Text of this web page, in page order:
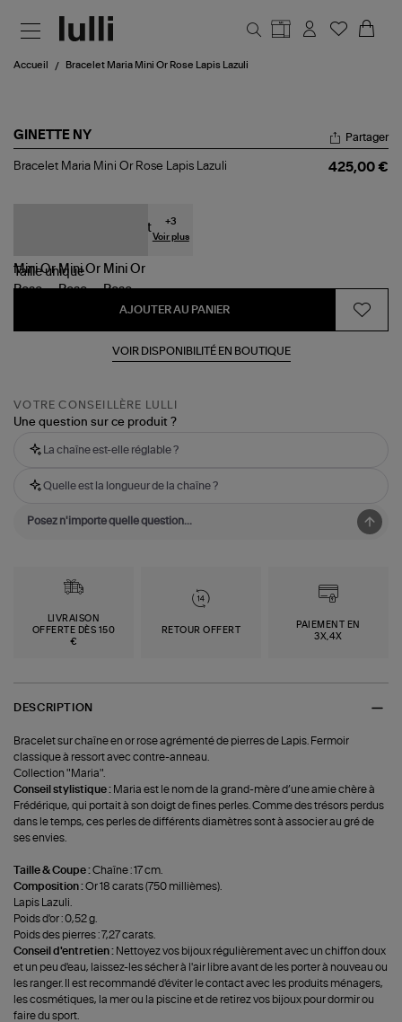
Accueil Bracelet Maria Mini Or Rose Lapis Lazuli
GINETTE NY
Bracelet
Partager
Bracelet Maria Mini Or Rose Lapis Lazuli 425,00 €
+3
Voir plus
Tailleunique
AJOUTER AU PANIER
VOIR DISPONIBILITÉ EN BOUTIQUE
VOTRE CONSEILLÈRE LULLI
Une question sur ce produit ?
La chaîne est-elle réglable ?
Quelle est la longueur de la chaîne ?
LIVRAISON
OFFERTE DÈS 150
€
RETOUR OFFERT
PAIEMENT EN
3X,4X
DESCRIPTION
Bracelet sur chaîne en or rose agrémenté de pierres de Lapis. Fermoir
classique à ressort avec contre-anneau.
Collection "Maria".
Conseil stylistique : Maria est le nom de la grand-mère d’une amie chère à
Frédérique, qui portait à son doigt de fines perles. Comme des trésors perdus
dans le temps, ces perles de différents diamètres sont à associer au gré de
ses envies.
Taille & Coupe :Chaîne : 17 cm.
Composition :Or 18 carats (750 millièmes).
Lapis Lazuli.
Poids d'or : 0,52 g.
Poids des pierres : 7,27 carats.
Conseil d'entretien : Nettoyez vos bijoux régulièrement avec un chiffon doux
et un peu d'eau, laissez-les sécher à l'air libre avant de les porter à nouveau ou
les ranger. Il est recommandé d'éviter le contact avec les produits ménagers,
les cosmétiques, la mer ou la piscine et de retirez vos bijoux pour dormir ou
faire du sport.